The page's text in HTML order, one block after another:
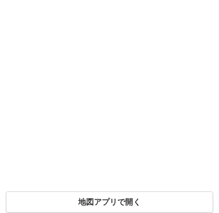
地図アプリで開く